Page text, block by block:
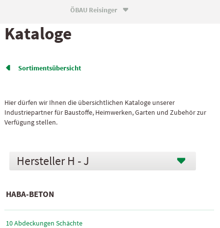
ÖBAU Reisinger 
Kataloge
 Sortiments­übersicht
Hier dürfen wir Ihnen die übersichtlichen Kataloge unserer
Industriepartner für Baustoffe, Heimwerken, Garten und Zubehör zur
Verfügung stellen.
H - J
HABA-BETON
10 Abdeckungen Schächte